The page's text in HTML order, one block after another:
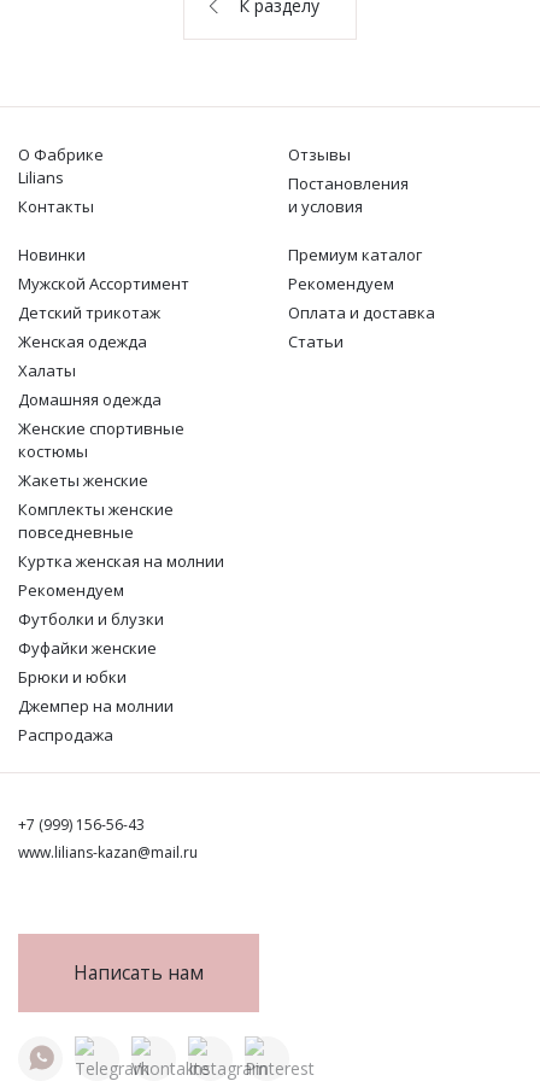
К разделу
О Фабрике
Lilians
Контакты
Отзывы
Постановления
и условия
Новинки
Мужской Ассортимент
Детcкий трикотаж
Женская одежда
Халаты
Домашняя одежда
Женские спортивные
костюмы
Жакеты женские
Комплекты женские
повседневные
Куртка женская на молнии
Рекомендуем
Футболки и блузки
Фуфайки женские
Брюки и юбки
Джемпер на молнии
Распродажа
Премиум каталог
Рекомендуем
Оплата и доставка
Статьи
+7 (999) 156-56-43
www.lilians-kazan@mail.ru
Написать нам